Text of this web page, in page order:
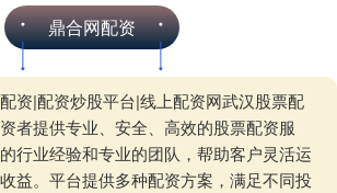
鼎合网配资
资|配资炒股平台|线上配资网武汉股票配
者提供专业、安全、高效的股票配资服
行业经验和专业的团队，帮助客户灵活运
益。平台提供多种配资方案，满足不同投